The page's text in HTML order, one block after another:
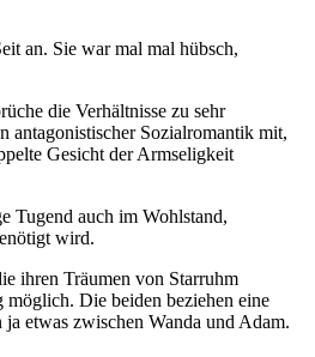
an. Sie war mal mal hübsch,
die Verhältnisse zu sehr
antagonistischer Sozialromantik mit,
Gesicht der Armseligkeit
Tugend auch im Wohlstand,
wird.
ihren Träumen von Starruhm
Die beiden beziehen eine
etwas zwischen Wanda und Adam.